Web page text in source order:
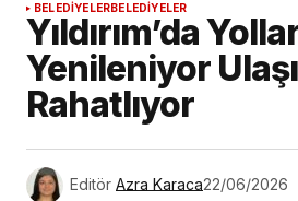
BELEDİYELERBELEDİYELER
Yıldırım’da
Yenileniyor
Rahatlıyor
Editör Azra Karaca22/06/2026